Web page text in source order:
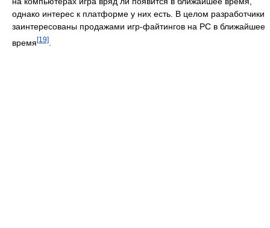
однако интерес к платформе у них есть. В целом разработчики
заинтересованы продажами игр-файтингов на PC в ближайшее
время[19]